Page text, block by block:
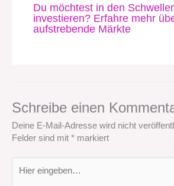
Du möchtest in den
investieren? Erfahre mehr
aufstrebende Märkte
Schreibe einen
Deine E-Mail-Adresse wird nicht
Felder sind mit * markiert
eingeben…